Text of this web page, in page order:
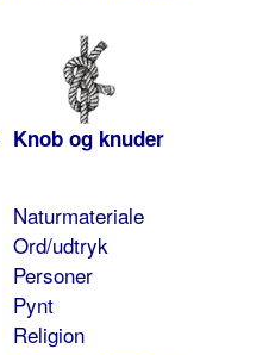
Knob og knuder
Naturmateriale
Ord/udtryk
Personer
Pynt
Religion